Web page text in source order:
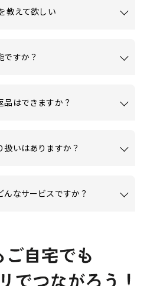
教えて欲しい
ですか？
品はできますか？
いはありますか？
なサービスですか？